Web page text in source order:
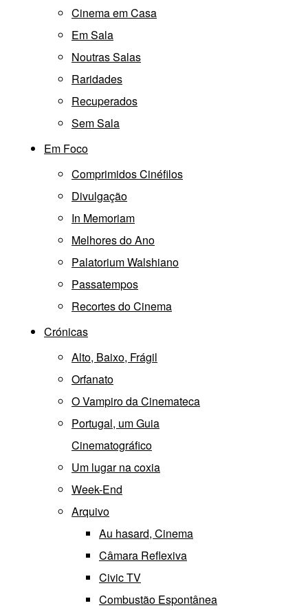
Cinema em Casa
Em Sala
Noutras Salas
Raridades
Recuperados
Sem Sala
Em Foco
Comprimidos Cinéfilos
Divulgação
In Memoriam
Melhores do Ano
Palatorium Walshiano
Passatempos
Recortes do Cinema
Crónicas
Alto, Baixo, Frágil
Orfanato
O Vampiro da Cinemateca
Portugal, um Guia
Cinematográfico
Um lugar na coxia
Week-End
Arquivo
Au hasard, Cinema
Câmara Reflexiva
Civic TV
Combustão Espontânea